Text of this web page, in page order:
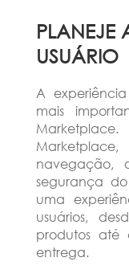
PLANEJE
USUÁRIO
A
mais
navegação,
segurança
uma
usuários,
produtos até
entrega.